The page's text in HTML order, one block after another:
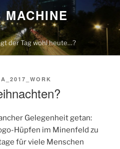
MACHINE
der Tag wohl heute…?
A_2017_WORK
Gelegenheit getan:
Hüpfen im Minenfeld zu
für viele Menschen